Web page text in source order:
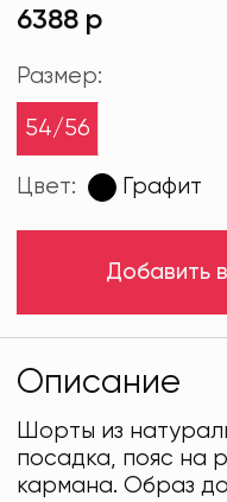
6388 р
Размер:
54/56
Цвет: Графит
Добавить
Описание
Шорты из
посадка, пояс на
кармана. Образ